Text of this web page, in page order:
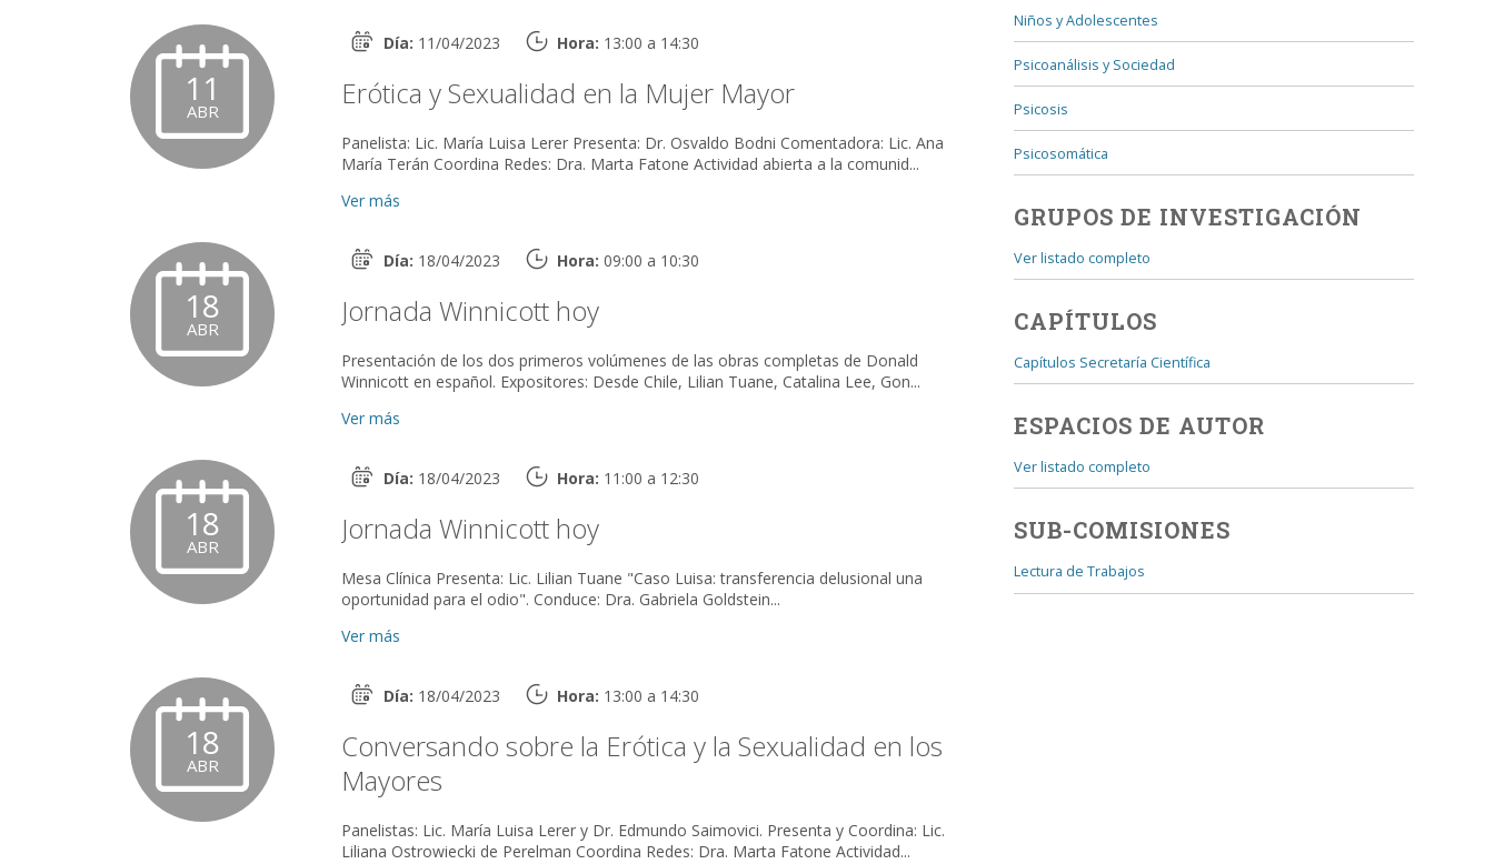
11
ABR
Día: 11/04/2023 Hora: 13:00 a 14:30
Erótica y Sexualidad en la Mujer Mayor
Panelista: Lic. María Luisa Lerer Presenta: Dr. Osvaldo Bodni Comentadora: Lic. Ana
María Terán Coordina Redes: Dra. Marta Fatone Actividad abierta a la comunid...
Ver más
18
ABR
Día: 18/04/2023 Hora: 09:00 a 10:30
Jornada Winnicott hoy
Presentación de los dos primeros volúmenes de las obras completas de Donald
Winnicott en español. Expositores: Desde Chile, Lilian Tuane, Catalina Lee, Gon...
Ver más
18
ABR
Día: 18/04/2023 Hora: 11:00 a 12:30
Jornada Winnicott hoy
Mesa Clínica Presenta: Lic. Lilian Tuane "Caso Luisa: transferencia delusional una
oportunidad para el odio". Conduce: Dra. Gabriela Goldstein...
Ver más
18
ABR
Día: 18/04/2023 Hora: 13:00 a 14:30
Conversando sobre la Erótica y la Sexualidad en los
Mayores
Panelistas: Lic. María Luisa Lerer y Dr. Edmundo Saimovici. Presenta y Coordina: Lic.
Liliana Ostrowiecki de Perelman Coordina Redes: Dra. Marta Fatone Actividad...
Niños y Adolescentes
Psicoanálisis y Sociedad
Psicosis
Psicosomática
GRUPOS DE INVESTIGACIÓN
Ver listado completo
CAPÍTULOS
Capítulos Secretaría Científica
ESPACIOS DE AUTOR
Ver listado completo
SUB-COMISIONES
Lectura de Trabajos